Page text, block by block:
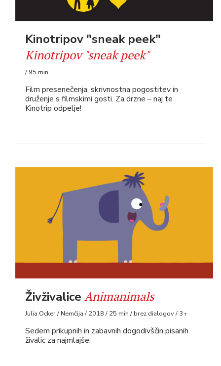
Kinotripov "sneak peek"
Kinotripov "sneak peek"
/ 95 min
Film presenečenja, skrivnostna pogostitev in
druženje s filmskimi gosti. Za drzne – naj te
Kinotrip odpelje!
Živživalice Animanimals
Julia Ocker / Nemčija / 2018 / 25 min / brez dialogov / 3+
Sedem prikupnih in zabavnih dogodivščin pisanih
živalic za najmlajše.